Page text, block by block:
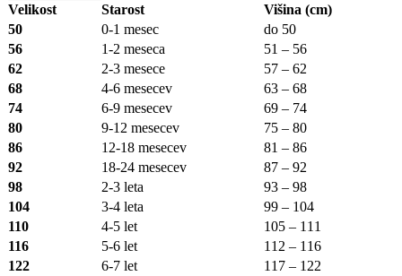
Velikost Starost
Višina (cm)
50
0-1 mesec
do 50
56
1-2 meseca
51 – 56
62
2-3 mesece
57 – 62
68
4-6 mesecev
63 – 68
74
6-9 mesecev
69 – 74
80
9-12 mesecev
75 – 80
86
12-18 mesecev
81 – 86
92
18-24 mesecev
87 – 92
98
2-3 leta
93 – 98
104
3-4 leta
99 – 104
110
4-5 let
105 – 111
116
5-6 let
112 – 116
122
6-7 let
117 – 122